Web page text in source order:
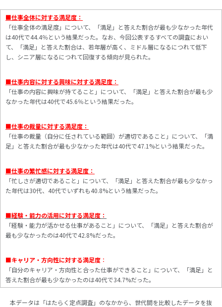
■仕事全体に対する満足度：
「仕事全体の満足度」について、「満足」と答えた割合が最も少なかった年代
は40代で44.4％という結果だった。なお、今回公表するすべての調査におい
て、「満足」と答えた割合は、若年層が高く、ミドル層になるにつれて低下
し、シニア層になるにつれて回復する傾向が見られた。
■仕事内容に対する興味に対する満足度：
「仕事の内容に興味が持てること」について、「満足」と答えた割合が最も少
なかった年代は40代で45.6％という結果だった。
■仕事の裁量に対する満足度：
「仕事の裁量（自分に任されている範囲）が適切であること」について、「満
足」と答えた割合が最も少なかった年代は40代で47.1%という結果だった。
■仕事の繁忙感に対する満足度：
「忙しさが適切であること」について、「満足」と答えた割合が最も少なかっ
た年代は30代、40代でいずれも40.8%という結果だった。
■経験・能力の活用に対する満足度：
「経験・能力が活かせる仕事があること」について、「満足」と答えた割合が
最も少なかったのは40代で42.8%だった。
■キャリア・方向性に対する満足度 ：
「自分のキャリア・方向性と合った仕事ができること」について、「満足」と
答えた割合が最も少なかったのは40代で34.7%だった。
本データは「はたらく定点調査」のなかから、世代間を比較したデータを抜